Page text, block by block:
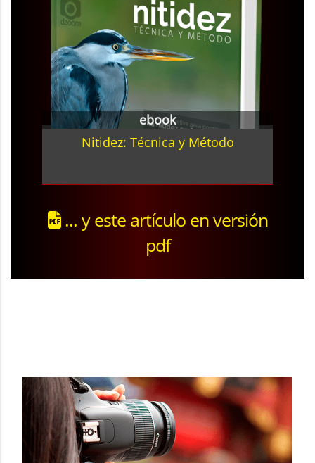
ebook
Nitidez: Técnica y Método
... y este artículo en versión
pdf